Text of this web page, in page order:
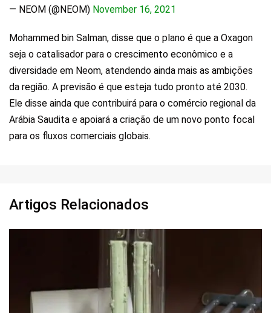
— NEOM (@NEOM) November 16, 2021
Mohammed bin Salman, disse que o plano é que a Oxagon
seja o catalisador para o crescimento econômico e a
diversidade em Neom, atendendo ainda mais as ambições
da região. A previsão é que esteja tudo pronto até 2030.
Ele disse ainda que contribuirá para o comércio regional da
Arábia Saudita e apoiará a criação de um novo ponto focal
para os fluxos comerciais globais.
Artigos Relacionados